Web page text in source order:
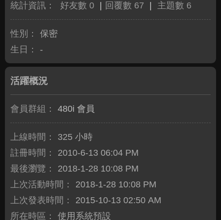
統計資訊： 好友數 0 回覆數 67 主題數 6
性別：
保密
生日：
-
活躍概況
會員群組： 480i 會員
上線時間：
325 小時
註冊時間：
2010-6-13 06:04 PM
最後瀏覽：
2018-1-28 10:08 PM
上次活動時間：
2018-1-28 10:08 PM
上次發表時間：
2015-10-13 02:50 AM
所在時區：
使用系統預設